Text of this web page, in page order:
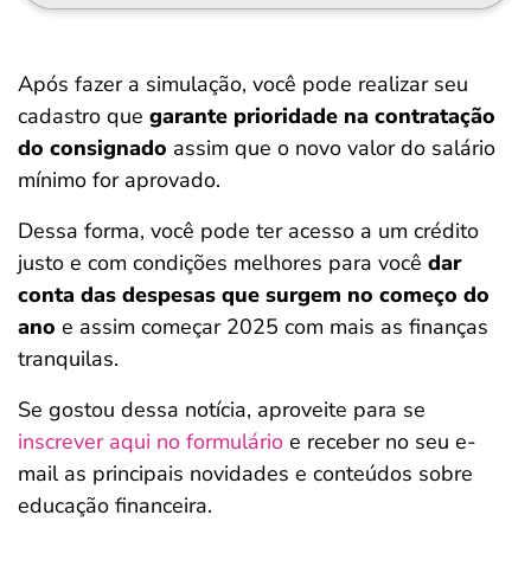
Após fazer a simulação, você pode realizar seu
cadastro que garante prioridade na contratação
do consignado assim que o novo valor do salário
mínimo for aprovado.
Dessa forma, você pode ter acesso a um crédito
justo e com condições melhores para você dar
conta das despesas que surgem no começo do
ano e assim começar 2025 com mais as finanças
tranquilas.
Se gostou dessa notícia, aproveite para se
inscrever aqui no formulário e receber no seu e-
mail as principais novidades e conteúdos sobre
educação financeira.